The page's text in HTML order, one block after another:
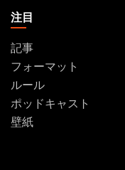
注目
記事
フォーマット
ルール
ポッドキャスト
壁紙